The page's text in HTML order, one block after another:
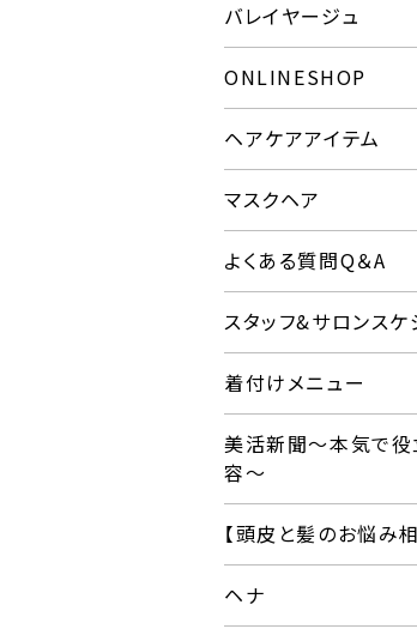
バレイヤージュ
ONLINESHOP
ヘアケアアイテム
マスクヘア
よくある質問Q＆A
スタッフ&サロンスケ
着付けメニュー
美活新聞〜本気で役
容〜
【頭皮と髪のお悩み
ヘナ